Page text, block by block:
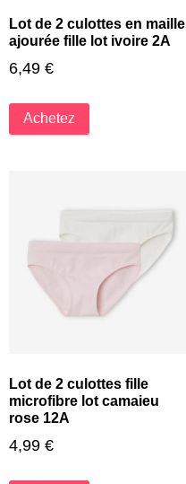
Lot de 2 culottes en maille
ajourée fille lot ivoire 2A
6,49 €
Achetez
Lot de 2 culottes fille
microfibre lot camaieu
rose 12A
4,99 €